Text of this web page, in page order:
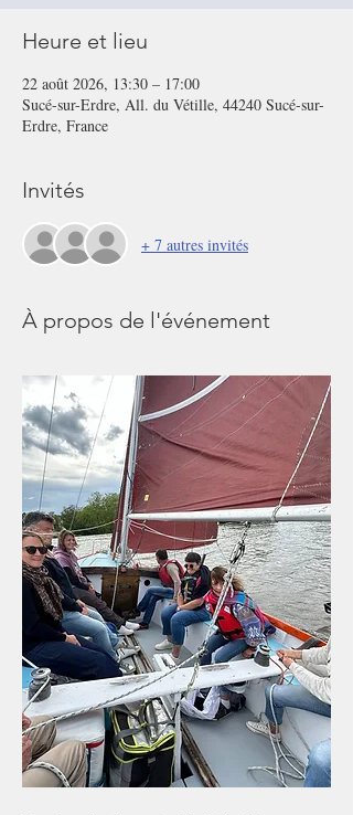
Heure et lieu
22 août 2026, 13:30 – 17:00
Sucé-sur-Erdre, All. du Vétille, 44240 Sucé-sur-
Erdre, France
Invités
+ 7 autres invités
À propos de l'événement